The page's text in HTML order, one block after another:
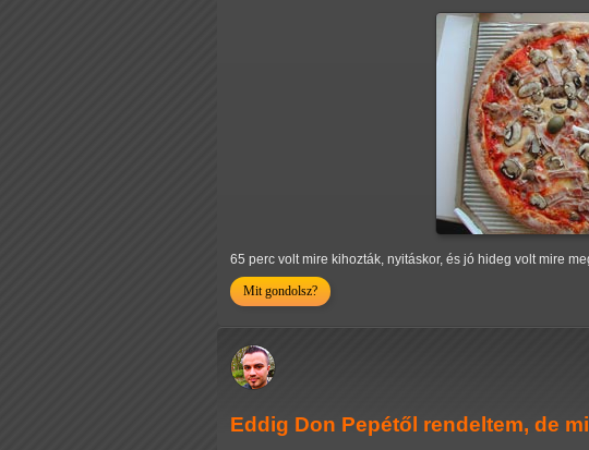
65 perc volt mire kihozták, nyitáskor, és jó hideg volt mire
Mit gondolsz?
Eddig Don Pepétől rendeltem, de